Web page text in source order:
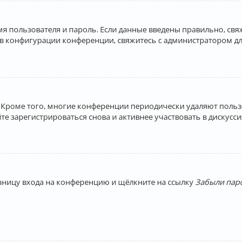
и пароль. Если данные введены правильно,
конференции, свяжитесь с администратором
того, многие конференции периодически удаляют
снова и активнее участвовать в
входа на конференцию и щёлкните на ссылкуЗабыли